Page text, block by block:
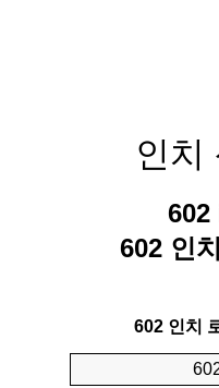
인치
602
602 인
602 인치